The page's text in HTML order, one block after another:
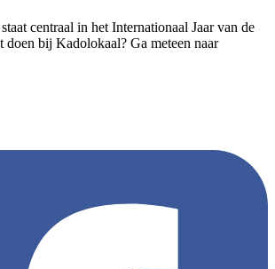
centraal in het Internationaal Jaar van de
bij Kadolokaal? Ga meteen naar